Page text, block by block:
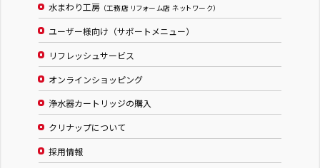
水まわり工房 （工務店 リフォーム店 ネットワーク）
ユーザー様向け（サポートメニュー）
リフレッシュサービス
オンラインショッピング
浄水器カートリッジの購入
クリナップについて
採用情報